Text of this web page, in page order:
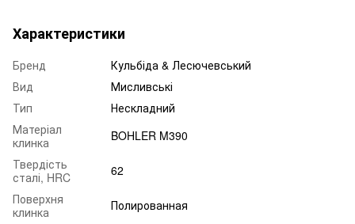
Характеристики
Бренд
Кульбіда & Лесючевський
Вид
Мисливські
Тип
Нескладний
Матеріал
клинка
BOHLER M390
Твердість
сталі, HRC
62
Поверхня
клинка
Полированная